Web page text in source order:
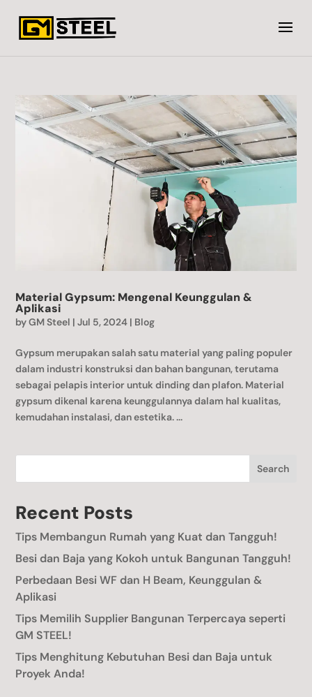
Material Gypsum: Mengenal Keunggulan &
Aplikasi
byGM Steel |Jul 5, 2024 | Blog
Gypsum merupakan salah satu material yang paling populer
dalam industri konstruksi dan bahan bangunan, terutama
sebagai pelapis interior untuk dinding dan plafon. Material
gypsum dikenal karena keunggulannya dalam hal kualitas,
kemudahan instalasi, dan estetika. ...
Search
Recent Posts
Tips Membangun Rumah yang Kuat dan Tangguh!
Besi dan Baja yang Kokoh untuk Bangunan Tangguh!
Perbedaan Besi WF dan H Beam, Keunggulan &
Aplikasi
Tips Memilih Supplier Bangunan Terpercaya seperti
GM STEEL!
Tips Menghitung Kebutuhan Besi dan Baja untuk
Proyek Anda!